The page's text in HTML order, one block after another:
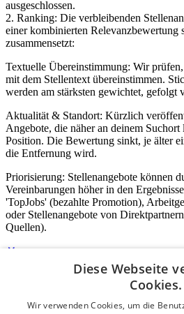
ausgeschlossen.
2. Ranking: Die verbleibenden
einer kombinierten Relevanzbewertung
zusammensetzt:
Textuelle Übereinstimmung: Wir
mit dem Stellentext übereinstimmen.
werden am stärksten gewichtet, gefolgt
Aktualität & Standort: Kürzlich
Angebote, die näher an deinem Suchort
Position. Die Bewertung sinkt, je älter
die Entfernung wird.
Priorisierung: Stellenangebote können
Vereinbarungen höher in den
'TopJobs' (bezahlte Promotion),
oder Stellenangebote von
Quellen).
Login für Unternehmen
E-Mail*
Diese Webseite
Cookies.
Wir verwenden Cookies, um die